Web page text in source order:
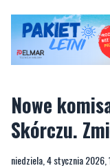
Nowe
Skórczu.
niedziela, 4 stycznia 2026,